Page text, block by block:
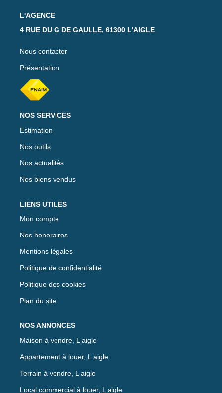
L'AGENCE
4 RUE DU G DE GAULLE, 61300 L'AIGLE
Nous contacter
Présentation
NOS SERVICES
Estimation
Nos outils
Nos actualités
Nos biens vendus
LIENS UTILES
Mon compte
Nos honoraires
Mentions légales
Politique de confidentialité
Politique des cookies
Plan du site
NOS ANNONCES
Maison à vendre, L aigle
Appartement à louer, L aigle
Terrain à vendre, L aigle
Local commercial à louer, L aigle